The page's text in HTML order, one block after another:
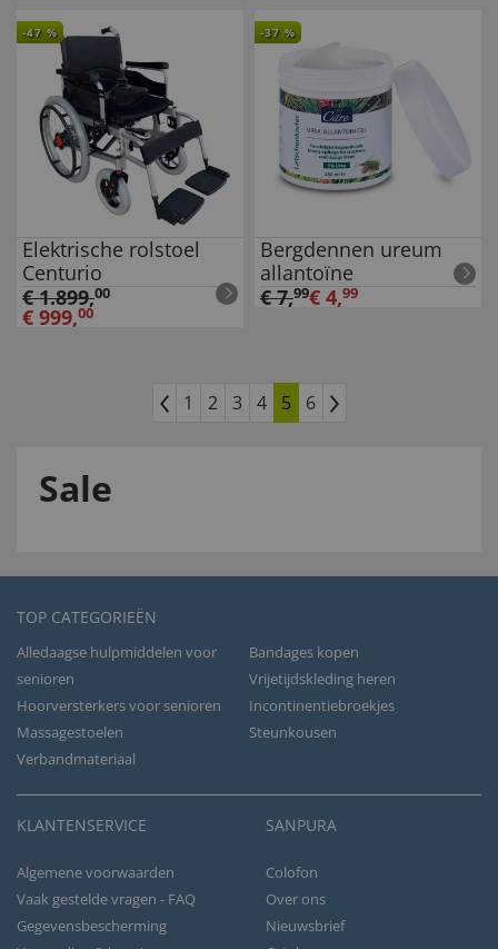
-47 %
Elektrische rolstoel
Centurio
€1.899,00
€ 999,00
-37 %
Bergdennen ureum
allantoïne
€7,99€ 4,99
1 2 3 4 5 6
Sale
TOP CATEGORIEËN
Alledaagse hulpmiddelen voor
senioren
Bandages kopen
Vrijetijdskleding heren
Hoorversterkers voor senioren
Incontinentiebroekjes
Massagestoelen
Steunkousen
Verbandmateriaal
KLANTENSERVICE
Algemene voorwaarden
Vaak gestelde vragen - FAQ
Gegevensbescherming
SANPURA
Colofon
Over ons
Nieuwsbrief